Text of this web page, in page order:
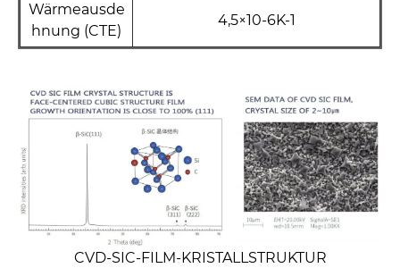
Wärmeausde
hnung (CTE)
4,5×10-6K-1
CVD-SIC-FILM-KRISTALLSTRUKTUR